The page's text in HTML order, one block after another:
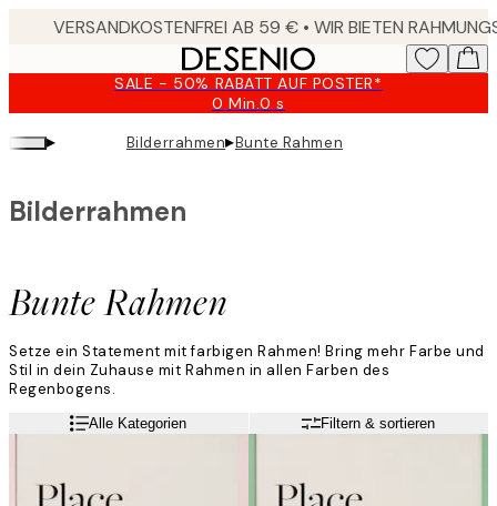
SALE - 50% RABATT AUF POSTER*
0 Min.0 s
Gültig
2026-
▸ Bilderrahmen▸Bunte Rahmen
Bunte Rahmen
Bilderrahmen
Setze ein Statement mit farbigen Rahmen! Bring mehr Farbe und
Stil in dein Zuhause mit Rahmen in allen Farben des
Regenbogens.
Alle Kategorien Filtern & sortieren